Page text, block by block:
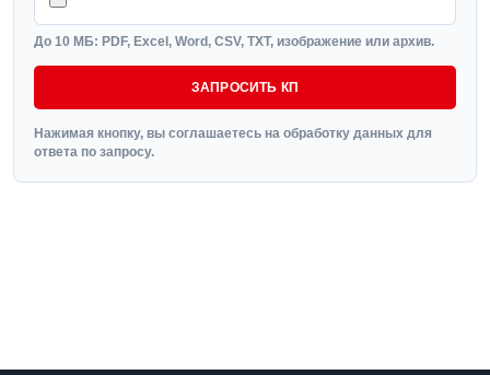
До 10 МБ: PDF, Excel, Word, CSV, TXT, изображение или архив.
ЗАПРОСИТЬ КП
Нажимая кнопку, вы соглашаетесь на обработку данных для
ответа по запросу.